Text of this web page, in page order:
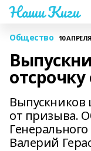
Наши Киги
Общество 10
Выпускников
от призыва.
Валерий